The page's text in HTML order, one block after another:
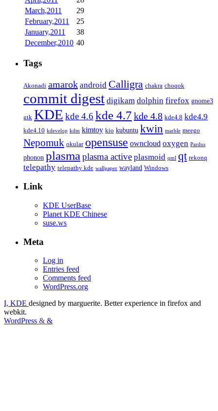
March,2011
29
February,2011
25
January,2011
38
December,2010 40
Tags
Akonadi amarok android Calligra chakra choqok
commit digest digikam dolphin firefox gnome3
gtk KDE kde 4.6 kde 4.7 kde 4.8 kde4.8 kde4.9
kde4.10 kdevelop kdm kimtoy kio kubuntu kwin marble meego
Nepomuk okular opensuse owncloud oxygen Pardus
phonon plasma plasma active plasmoid qml qt rekonq
telepathy telepathy kde wallpaper wayland Windows
Link
KDE UserBase
Planet KDE Chinese
suse.ws
Meta
Log in
Entries feed
Comments feed
WordPress.org
I, KDE designed by marguerite. Better experience in firefox and
webkit.
WordPress & &